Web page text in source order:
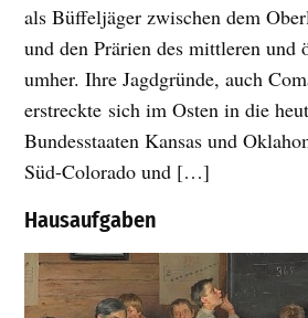
als Büffeljäger zwischen dem
und den Prärien des mittleren und
umher. Ihre Jagdgründe, auch
erstreckte sich im Osten in die
Bundesstaaten Kansas und
Süd-Colorado und […]
Hausaufgaben